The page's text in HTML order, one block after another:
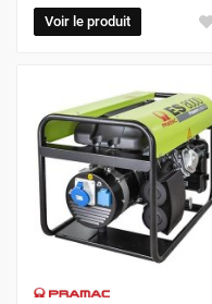
Voir le produit